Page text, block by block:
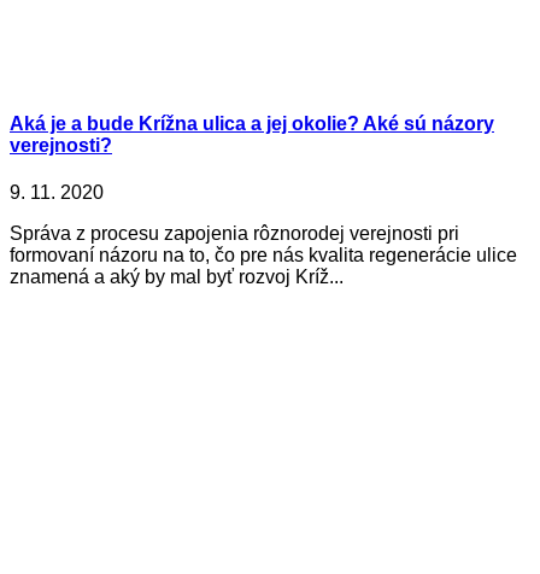
Aká je a bude Krížna ulica a jej okolie? Aké sú názory
verejnosti?
9. 11. 2020
Správa z procesu zapojenia rôznorodej verejnosti pri
formovaní názoru na to, čo pre nás kvalita regenerácie ulice
znamená a aký by mal byť rozvoj Kríž...